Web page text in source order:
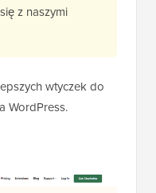
z naszymi
wtyczek do
WordPress.